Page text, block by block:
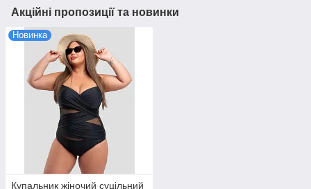
Акційні пропозиції та новинки
Новинка
Купальник жіночий суцільний